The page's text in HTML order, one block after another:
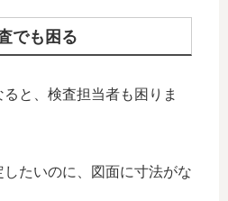
でも困る
と、検査担当者も困りま
たいのに、図面に寸法がな